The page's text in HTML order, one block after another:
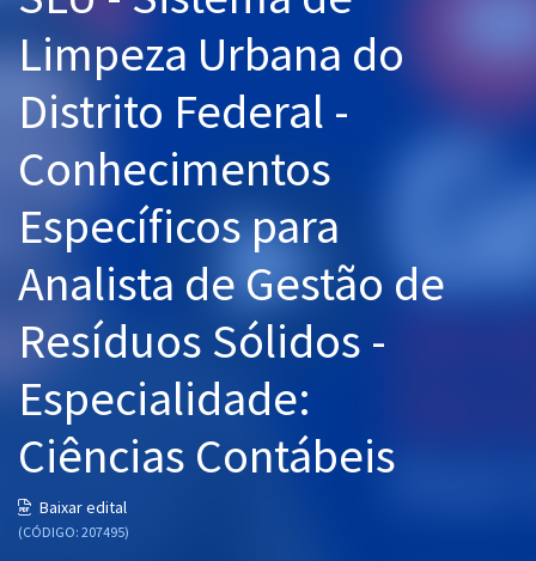
Graduação
Mentorias
Questões grátis
Conteúdo gratuito
Blog
Aprovados
Atendimento
Limpeza Urbana do
Distrito Federal -
Conhecimentos
Específicos para
Analista de Gestão de
Resíduos Sólidos -
Especialidade:
Ciências Contábeis
Baixar edital
(CÓDIGO: 207495)